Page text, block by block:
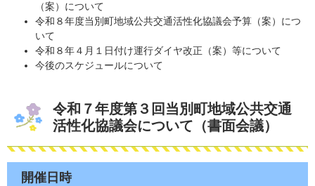
（案）について
令和８年度当別町地域公共交通活性化協議会予算（案）につ
いて
令和８年４月１日付け運行ダイヤ改正（案）等について
今後のスケジュールについて
令和７年度第３回当別町地域公共交通
活性化協議会について（書面会議）
開催日時